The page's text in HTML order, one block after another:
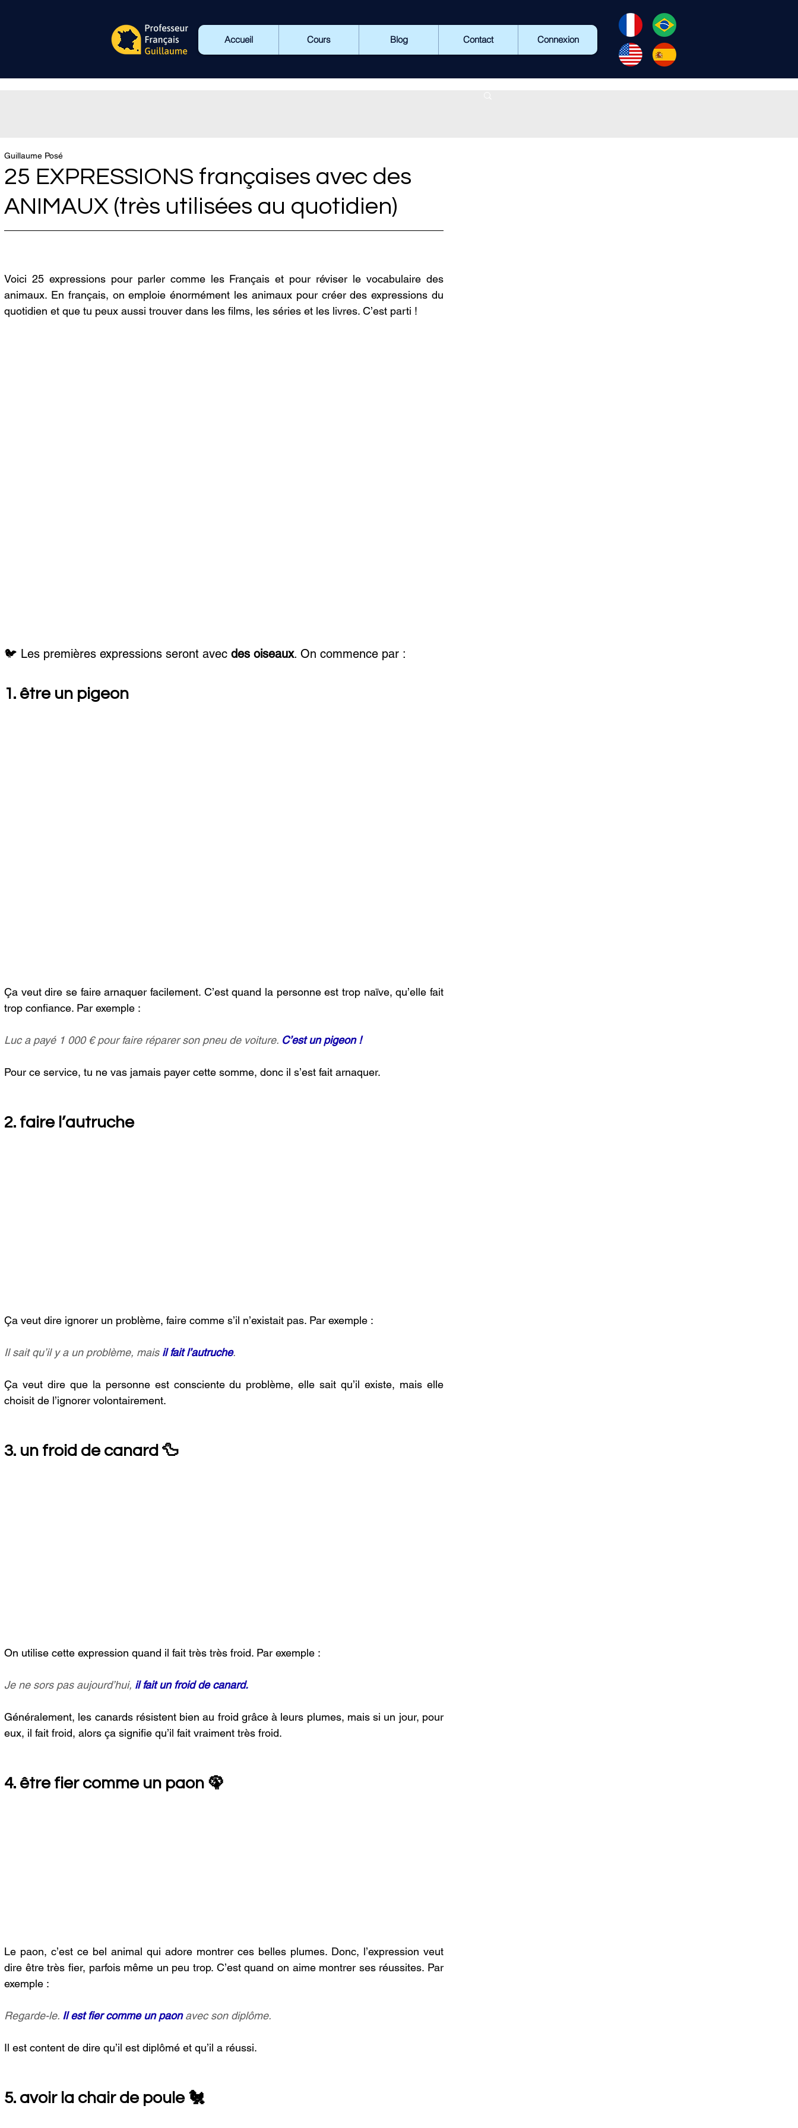
Accueil Cours Blog Contact Connexion
25 EXPRESSIONS françaises avec des
ANIMAUX (très utilisées au quotidien)
Guillaume Posé
Voici 25 expressions pour parler comme les Français et pour réviser le vocabulaire des
animaux. En français, on emploie énormément les animaux pour créer des expressions du
quotidien et que tu peux aussi trouver dans les films, les séries et les livres. C’est parti !
🐦 Les premières expressions seront avec des oiseaux. On commence par :
1. être un pigeon
Ça veut dire se faire arnaquer facilement. C’est quand la personne est trop naïve, qu’elle fait
trop confiance. Par exemple :
Luc a payé 1 000 € pour faire réparer son pneu de voiture. C’est un pigeon !
Pour ce service, tu ne vas jamais payer cette somme, donc il s’est fait arnaquer.
2. faire l’autruche
Ça veut dire ignorer un problème, faire comme s’il n’existait pas. Par exemple :
Il sait qu’il y a un problème, mais il fait l’autruche.
Ça veut dire que la personne est consciente du problème, elle sait qu’il existe, mais elle
choisit de l’ignorer volontairement.
3. un froid de canard 🦆
On utilise cette expression quand il fait très très froid. Par exemple :
Je ne sors pas aujourd’hui, il fait un froid de canard.
Généralement, les canards résistent bien au froid grâce à leurs plumes, mais si un jour, pour
eux, il fait froid, alors ça signifie qu’il fait vraiment très froid.
4. être fier comme un paon 🦚
Le paon, c’est ce bel animal qui adore montrer ces belles plumes. Donc, l’expression veut
dire être très fier, parfois même un peu trop. C’est quand on aime montrer ses réussites. Par
exemple :
Regarde-le. Il est fier comme un paon avec son diplôme.
Il est content de dire qu’il est diplômé et qu’il a réussi.
5. avoir la chair de poule 🐔